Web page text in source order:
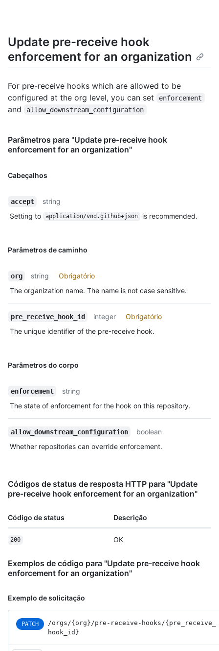
Update pre-receive hook
enforcement for an organization
For pre-receive hooks which are allowed to be
configured at the org level, you can set
enforcement
and allow_downstream_configuration
Parâmetros para "Update pre-receive hook
enforcement for an organization"
Cabeçalhos
accept
string
Setting to
application/vnd.github+json is recommended.
Parâmetros de caminho
org string
Obrigatório
The organization name. The name is not case sensitive.
pre_receive_hook_id integer
Obrigatório
The unique identifier of the pre-receive hook.
Parâmetros do corpo
enforcement
string
The state of enforcement for the hook on this repository.
allow_downstream_configuration
boolean
Whether repositories can override enforcement.
Códigos de status de resposta HTTP para "Update
pre-receive hook enforcement for an organization"
Código de status Descrição
200 OK
Exemplos de código para "Update pre-receive hook
enforcement for an organization"
Exemplo de solicitação
PATCH /orgs /{org} /pre-receive-hooks /{pre_
receive_
hook_ id}